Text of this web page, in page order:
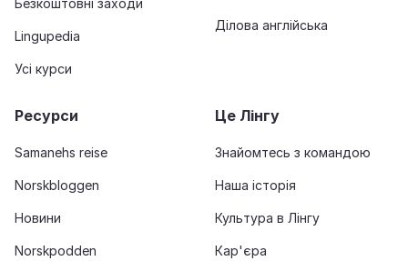
Безкоштовні заходи
Lingupedia
Усі курси
Ділова англійська
Ресурси
Samanehs reise
Norskbloggen
Новини
Norskpodden
Це Лінгу
Знайомтесь з командою
Наша історія
Культура в Лінгу
Кар'єра